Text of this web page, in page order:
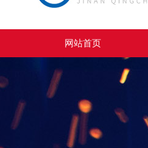
网站首页